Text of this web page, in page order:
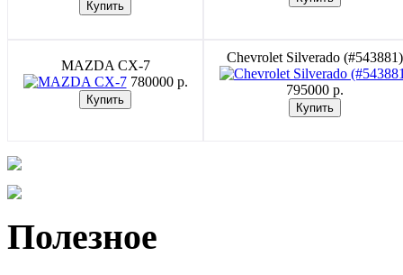
MAZDA CX-7
780000 p.
Chevrolet Silverado (#543881)
795000 p.
Полезное